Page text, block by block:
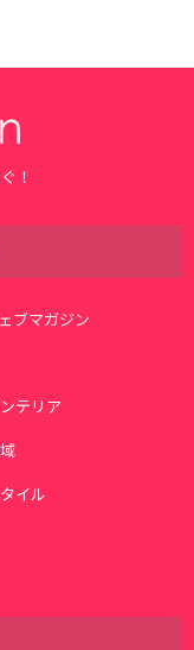
！
ブマガジン
テリア
イル